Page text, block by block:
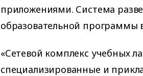
приложениями. Система
образовательной программы
«Сетевой комплекс учебных
специализированные и